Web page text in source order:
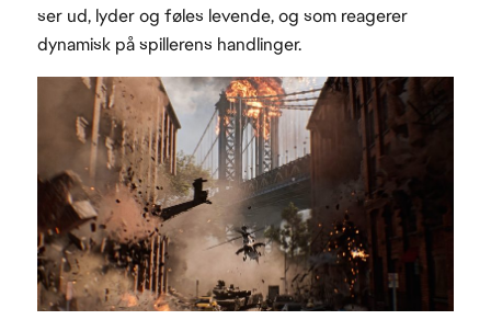
ser ud, lyder og føles levende, og som reagerer
dynamisk på spillerens handlinger.